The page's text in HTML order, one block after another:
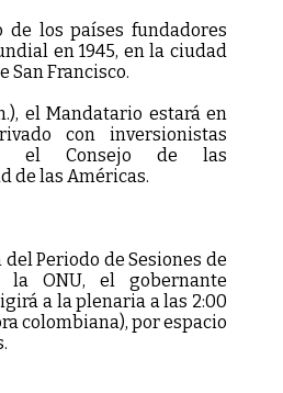
de los países fundadores
en 1945, en la ciudad
San Francisco.
el Mandatario estará en
con inversionistas
el Consejo de las
de las Américas.
Periodo de Sesiones de
la ONU, el gobernante
a la plenaria a las 2:00
colombiana), por espacio